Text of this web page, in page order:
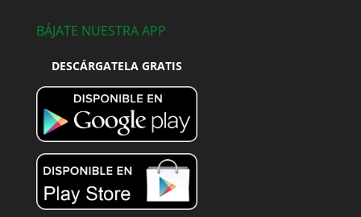
BÁJATE NUESTRA APP
DESCÁRGATELA GRATIS